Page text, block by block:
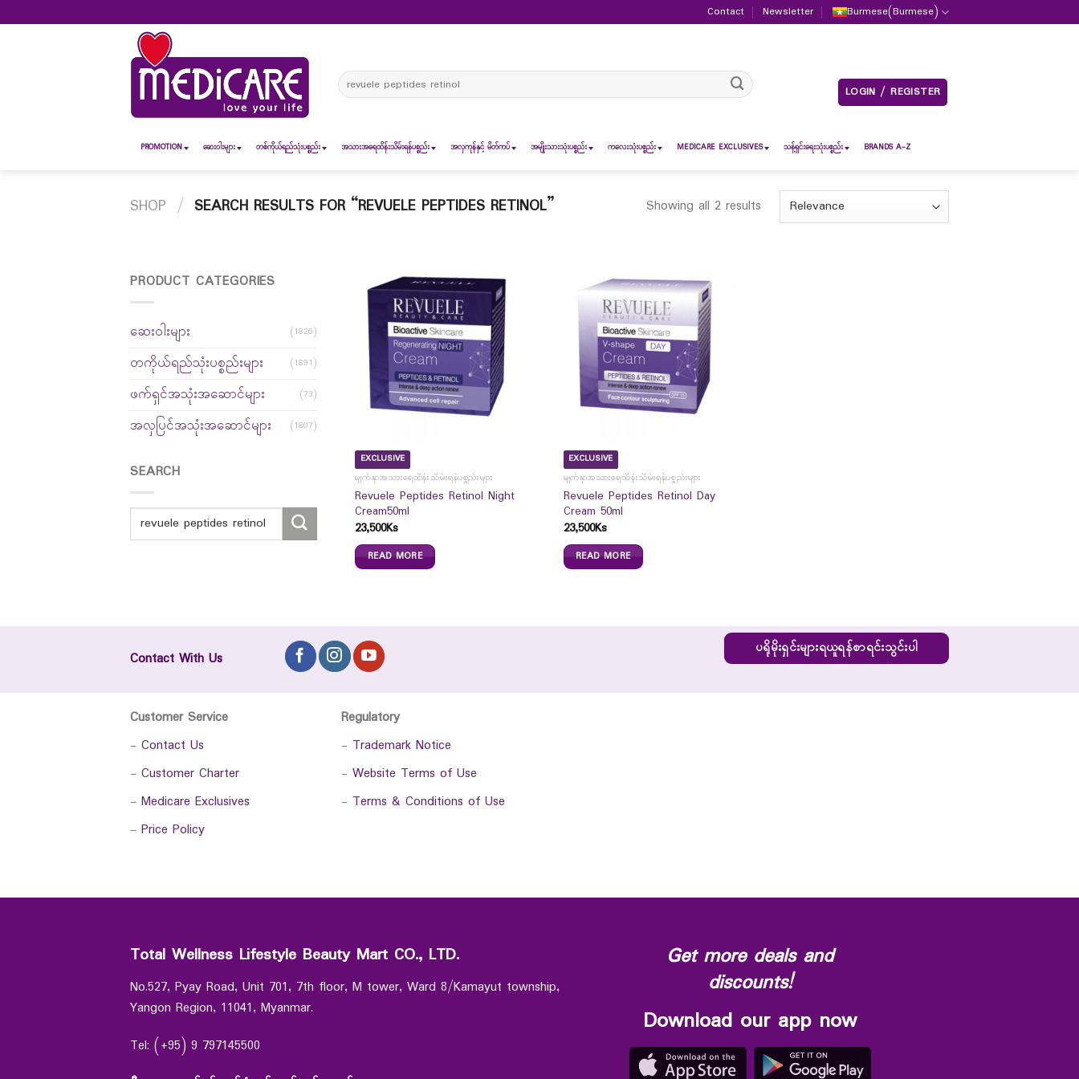
to
Contact Newsletter Burmese(Burmese)
Search
for:
LOGIN / REGISTER
PROMOTION ဆေး၀ါးများ တစ်ကိုယ်ရည်သုံးပစ္စည်း အသားအရေထိန်းသိမ်းရန်ပစ္စည်း အလှကုန်နှင့် မိတ်ကပ် အမျိုးသားသုံးပစ္စည်း ကလေးသုံးပစ္စည်း MEDICARE EXCLUSIVES သန့်ရှင်းရေးသုံးပစ္စည်း BRANDS A-Z
SHOP / SEARCH RESULTS FOR “REVUELE PEPTIDES RETINOL” Showing all 2 results
PRODUCT CATEGORIES
ဆေးဝါးများ (1826)
တကိုယ်ရည်သုံးပစ္စည်းများ (1891)
ဖက်ရှင်အသုံးအဆောင်များ (73)
အလှပြင်အသုံးအဆောင်များ (1807)
SEARCH
EXCLUSIVE
မျက်နှာအသားရေထိန်းသိမ်းရန်ပစ္စည်းများ
Revuele Peptides Retinol Night
Cream50ml
23,500Ks
READ MORE
EXCLUSIVE
မျက်နှာအသားရေထိန်းသိမ်းရန်ပစ္စည်းများ
Revuele Peptides Retinol Day
Cream 50ml
23,500Ks
READ MORE
Contact With Us
ပရိုမိုးရှင်းများရယူရန်စာရင်းသွင်းပါ
Customer Service
- Contact Us
- Customer Charter
- Medicare Exclusives
- Price Policy
Regulatory
- Trademark Notice
- Website Terms of Use
- Terms & Conditions of Use
Total Wellness Lifestyle Beauty Mart CO., LTD.
No.527, Pyay Road, Unit 701, 7th floor, M tower, Ward 8/Kamayut township,
Yangon Region, 11041, Myanmar.
Tel: (+95) 9 797145500
Get more deals and
discounts!
Download our app now